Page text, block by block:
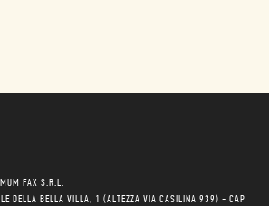
FAX S.R.L.
DELLA BELLA VILLA, 1 (ALTEZZA VIA CASILINA 939) - CAP